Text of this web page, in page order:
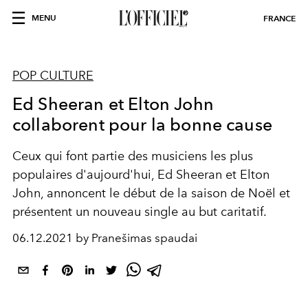
MENU FRANCE
POP CULTURE
Ed Sheeran et Elton John
collaborent pour la bonne cause
Ceux qui font partie des musiciens les plus
populaires d'aujourd'hui, Ed Sheeran et Elton
John, annoncent le début de la saison de Noël et
présentent un nouveau single au but caritatif.
06.12.2021 by Pranešimas spaudai